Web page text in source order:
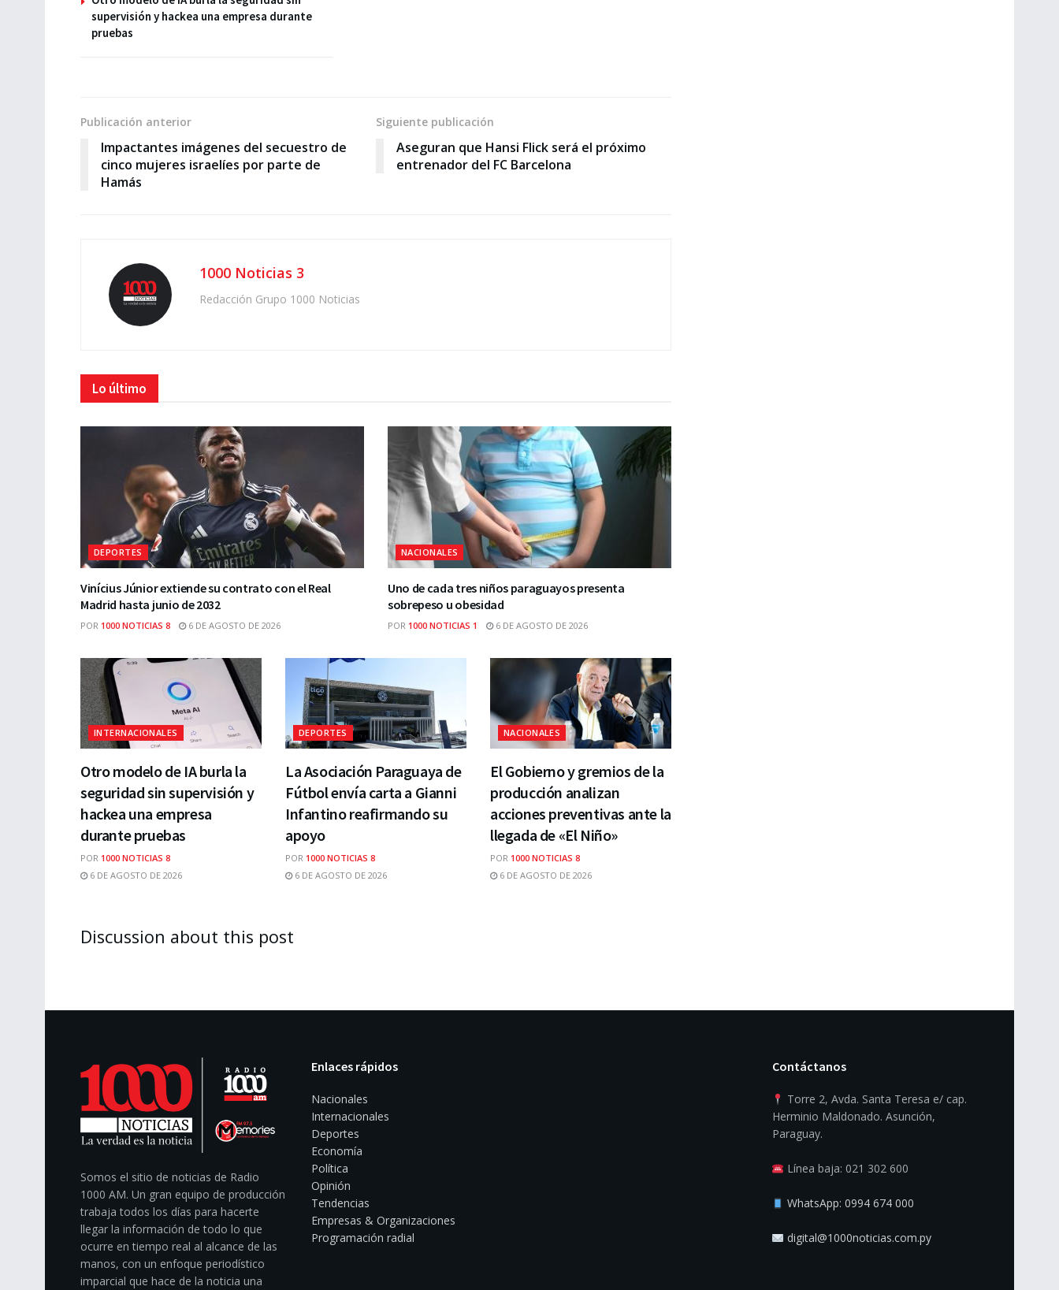
supervisión y hackea una empresa durante
pruebas
Publicación anterior
Impactantes imágenes del secuestro de
cinco mujeres israelíes por parte de
Hamás
Siguiente publicación
Aseguran que Hansi Flick será el próximo
entrenador del FC Barcelona
1000 Noticias 3
Redacción Grupo 1000 Noticias
Lo último
DEPORTES
Vinícius Júnior extiende su contrato con el Real
Madrid hasta junio de 2032
POR 1000 NOTICIAS 8 6 DE AGOSTO DE 2026
NACIONALES
Uno de cada tres niños paraguayos presenta
sobrepeso u obesidad
POR 1000 NOTICIAS 1 6 DE AGOSTO DE 2026
INTERNACIONALES
Otro modelo de IA burla la
seguridad sin supervisión y
hackea una empresa
durante pruebas
POR 1000 NOTICIAS 8
6 DE AGOSTO DE 2026
DEPORTES
La Asociación Paraguaya de
Fútbol envía carta a Gianni
Infantino reafirmando su
apoyo
POR 1000 NOTICIAS 8
6 DE AGOSTO DE 2026
NACIONALES
El Gobierno y gremios de la
producción analizan
acciones preventivas ante la
llegada de «El Niño»
POR 1000 NOTICIAS 8
6 DE AGOSTO DE 2026
Discussion about this post
Somos el sitio de noticias de Radio
1000 AM. Un gran equipo de producción
trabaja todos los días para hacerte
llegar la información de todo lo que
ocurre en tiempo real al alcance de las
manos, con un enfoque periodístico
imparcial que hace de la noticia una
Enlaces rápidos
Nacionales
Internacionales
Deportes
Economía
Política
Opinión
Tendencias
Empresas & Organizaciones
Programación radial
Contáctanos
Torre 2, Avda. Santa Teresa e/ cap.
Herminio Maldonado. Asunción,
Paraguay.
Línea baja: 021 302 600
WhatsApp: 0994 674 000
digital@1000noticias.com.py